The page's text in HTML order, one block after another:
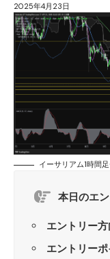
2025年4月23日
イーサリアム1時間
本日のエ
エントリー方
エントリーポ